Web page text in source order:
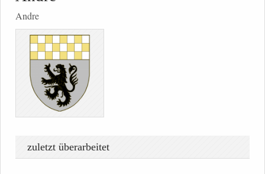
Andre
zuletzt überarbeitet